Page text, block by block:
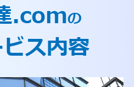
.comの
ス内容